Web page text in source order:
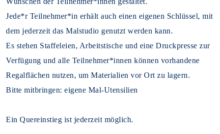
Jede*r Teilnehmer*in erhält auch einen eigenen Schlüssel, mit
dem jederzeit das Malstudio genutzt werden kann.
Es stehen Staffeleien, Arbeitstische und eine Druckpresse zur
Verfügung und alle Teilnehmer*innen können vorhandene
Regalflächen nutzen, um Materialien vor Ort zu lagern.
Bitte mitbringen: eigene Mal-Utensilien
Ein Quereinstieg ist jederzeit möglich.